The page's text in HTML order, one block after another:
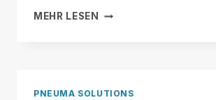
MEHR LESEN
PNEUMA
PNEUMA SOLUTIONS